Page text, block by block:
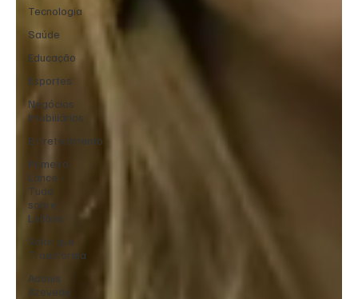
Tecnologia
Saúde
Educação
Esportes
Negócios
Imobiliários
Entretenimento
Primeiro
Lance -
Tudo
sobre
Leilões
Valor que
Transforma
Adonis
Azevedo